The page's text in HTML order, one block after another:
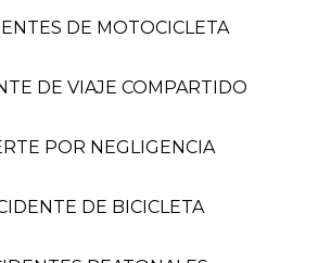
DE MOTOCICLETA
DE VIAJE COMPARTIDO
POR NEGLIGENCIA
DE BICICLETA